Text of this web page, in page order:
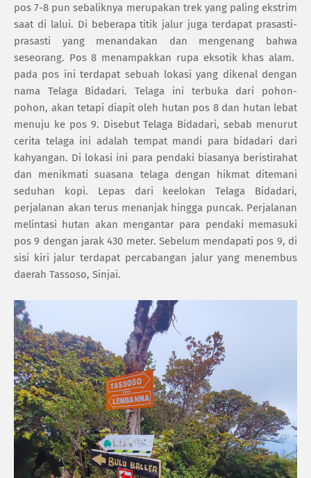
pos 7-8 pun sebaliknya merupakan trek yang paling ekstrim
saat di lalui. Di beberapa titik jalur juga terdapat prasasti-
prasasti yang menandakan dan mengenang bahwa
seseorang. Pos 8 menampakkan rupa eksotik khas alam.
pada pos ini terdapat sebuah lokasi yang dikenal dengan
nama Telaga Bidadari. Telaga ini terbuka dari pohon-
pohon, akan tetapi diapit oleh hutan pos 8 dan hutan lebat
menuju ke pos 9. Disebut Telaga Bidadari, sebab menurut
cerita telaga ini adalah tempat mandi para bidadari dari
kahyangan. Di lokasi ini para pendaki biasanya beristirahat
dan menikmati suasana telaga dengan hikmat ditemani
seduhan kopi. Lepas dari keelokan Telaga Bidadari,
perjalanan akan terus menanjak hingga puncak. Perjalanan
melintasi hutan akan mengantar para pendaki memasuki
pos 9 dengan jarak 430 meter. Sebelum mendapati pos 9, di
sisi kiri jalur terdapat percabangan jalur yang menembus
daerah Tassoso, Sinjai.